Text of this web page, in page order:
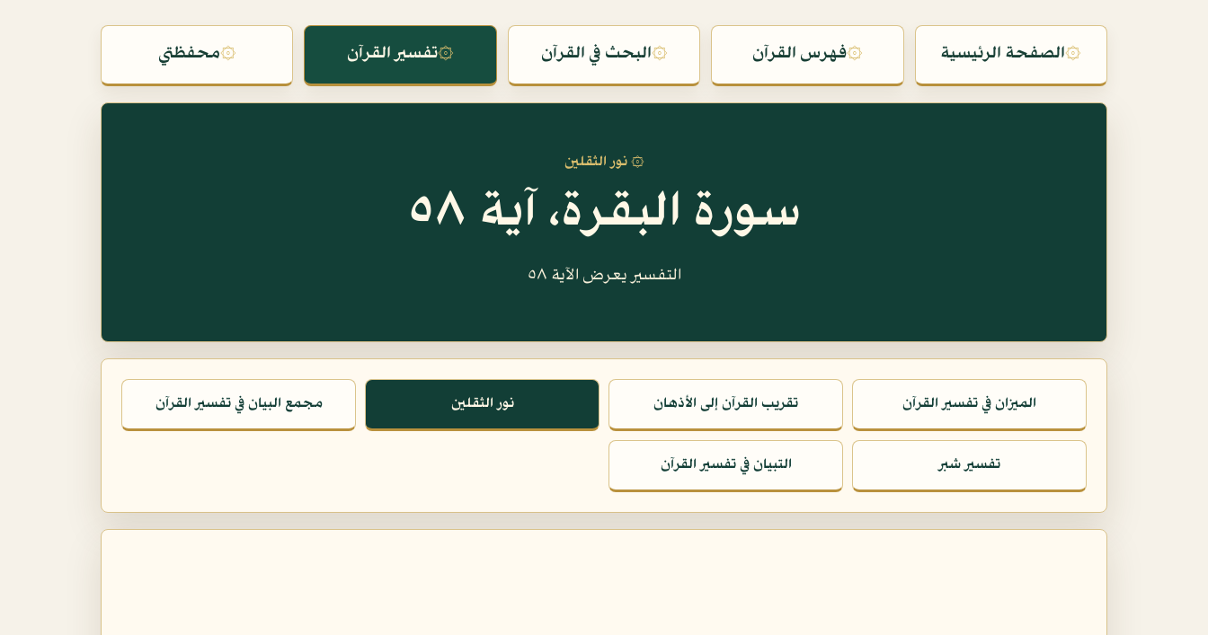
۞الصفحة الرئيسية ۞فهرس القرآن ۞البحث في القرآن ۞تفسير القرآن ۞محفظتي
۞ نور الثقلين
سورة البقرة، آية ٥٨
التفسير يعرض الآية ٥٨
الميزان في تفسير القرآن تقريب القرآن إلى الأذهان نور الثقلين مجمع البيان في تفسير القرآن
تفسير شبر التبيان في تفسير القرآن